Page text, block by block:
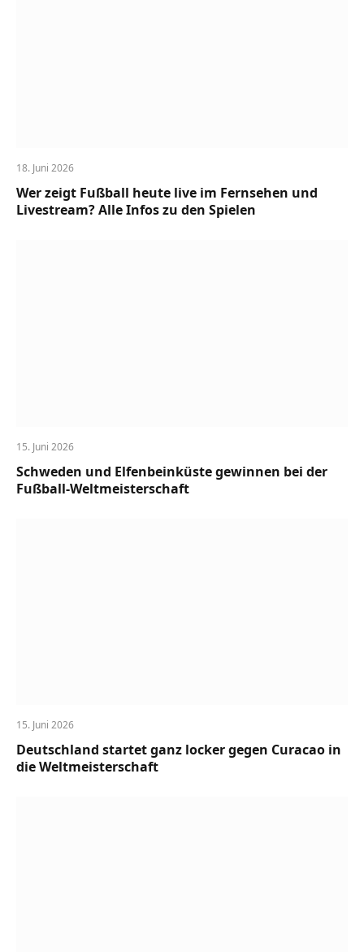
18. Juni 2026
Wer zeigt Fußball heute live im Fernsehen und
Livestream? Alle Infos zu den Spielen
15. Juni 2026
Schweden und Elfenbeinküste gewinnen bei der
Fußball-Weltmeisterschaft
15. Juni 2026
Deutschland startet ganz locker gegen Curacao in
die Weltmeisterschaft